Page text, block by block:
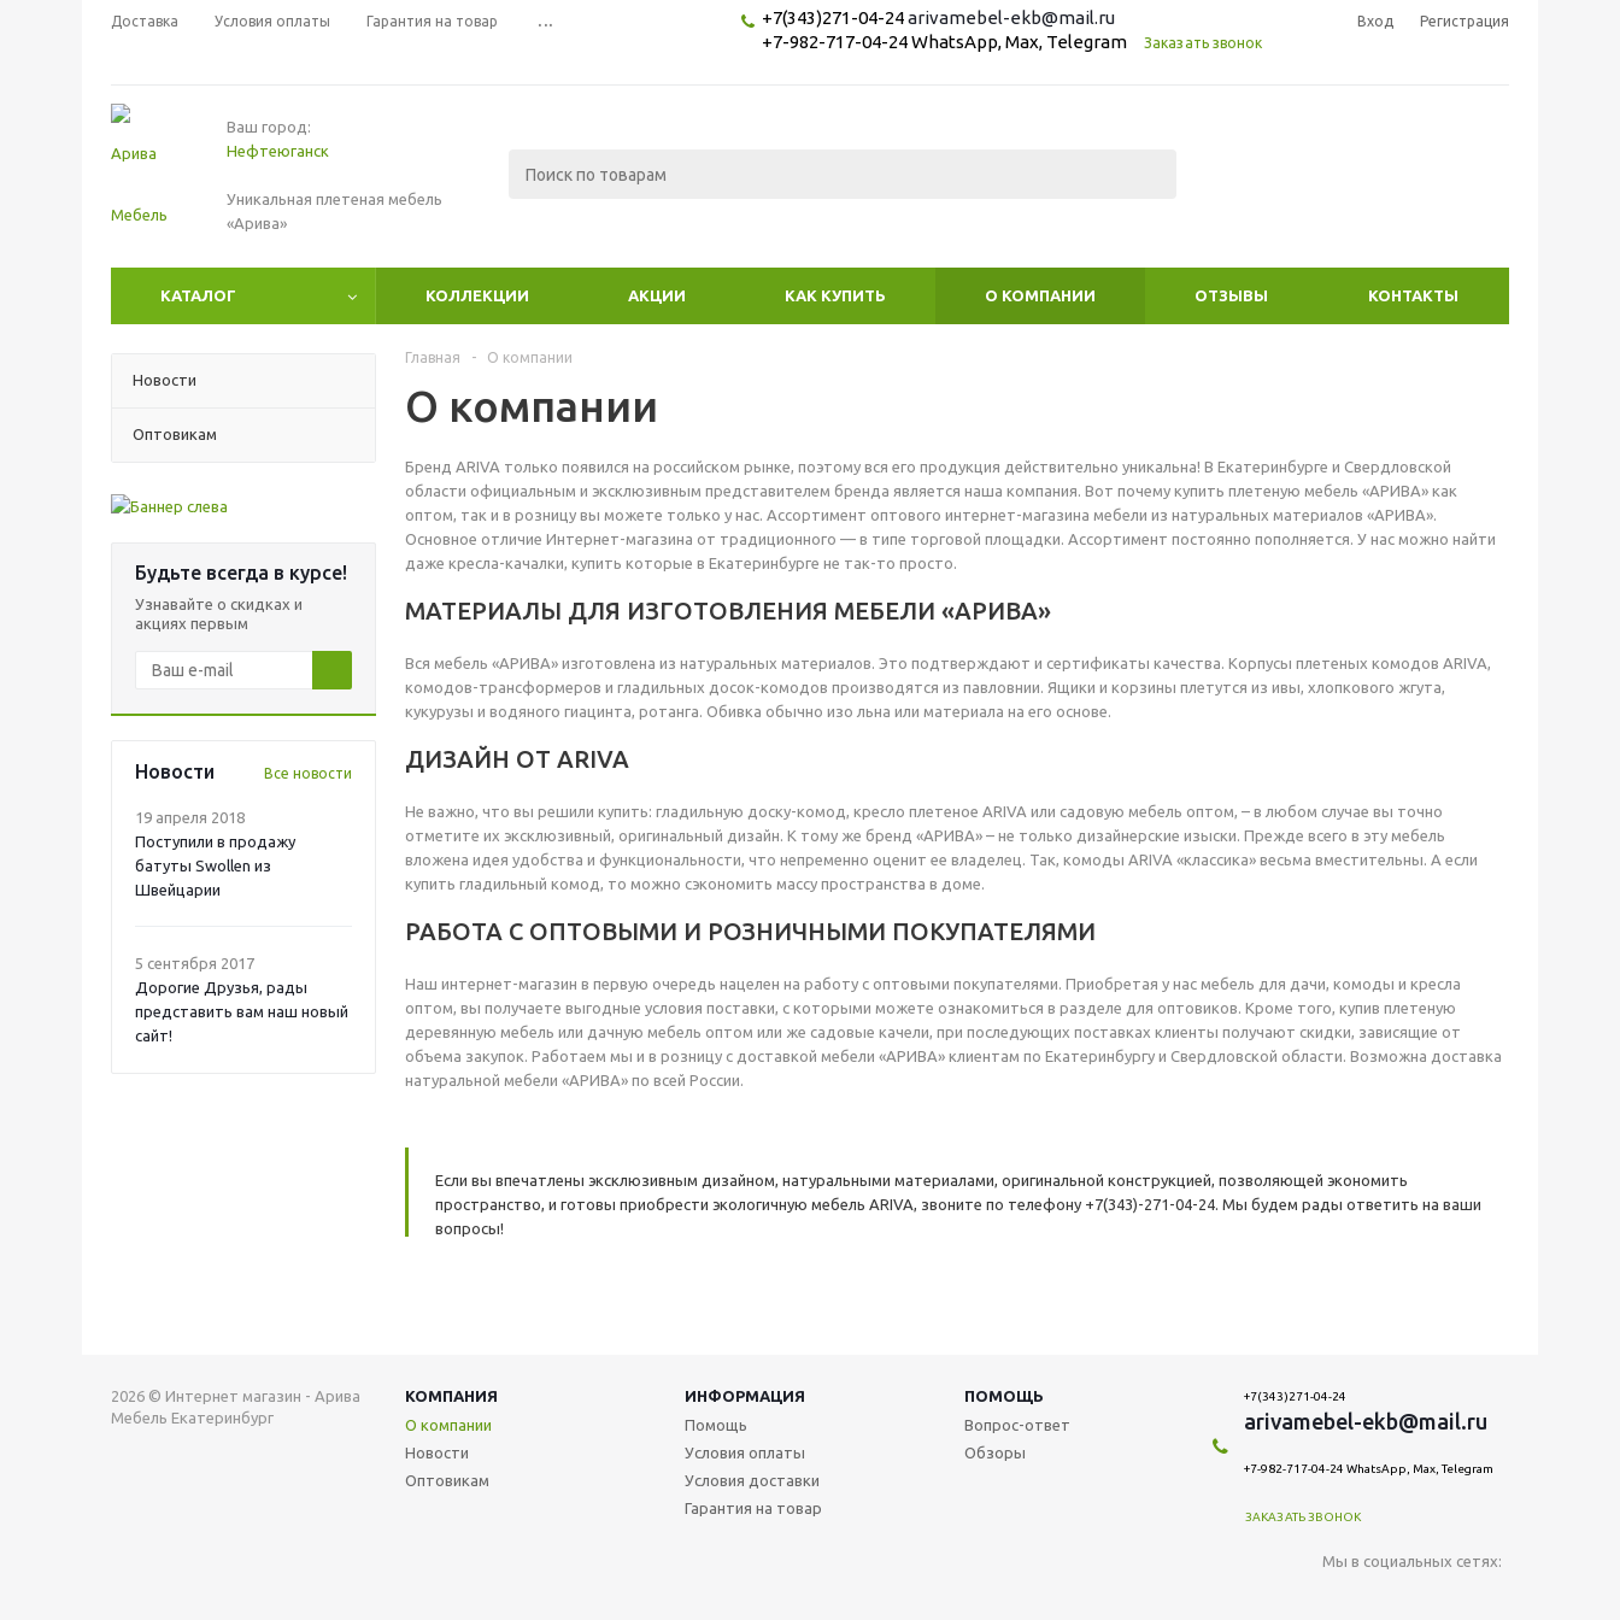
Доставка Условия оплаты Гарантия на товар ... +7(343)271-04-24arivamebel-ekb@mail.ru
+7-982-717-04-24 WhatsApp, Max, Telegram
Заказать звонок
Вход Регистрация
Ваш город:
Нефтеюганск
Уникальная плетеная мебель
«Арива»
КАТАЛОГ КОЛЛЕКЦИИ АКЦИИ КАК КУПИТЬ О КОМПАНИИ ОТЗЫВЫ КОНТАКТЫ
Новости
Оптовикам
Будьте всегда в курсе!
Узнавайте о скидках и
акциях первым
Новости Все новости
19 апреля 2018
Поступили в продажу
батуты Swollen из
Швейцарии
5 сентября 2017
Дорогие Друзья, рады
представить вам наш новый
сайт!
Главная - О компании
О компании
Бренд АRIVA только появился на российском рынке, поэтому вся его продукция действительно уникальна! В Екатеринбурге и Свердловской
области официальным и эксклюзивным представителем бренда является наша компания. Вот почему купить плетеную мебель «АРИВА» как
оптом, так и в розницу вы можете только у нас. Ассортимент оптового интернет-магазина мебели из натуральных материалов «АРИВА».
Основное отличие Интернет-магазина от традиционного — в типе торговой площадки. Ассортимент постоянно пополняется. У нас можно найти
даже кресла-качалки, купить которые в Екатеринбурге не так-то просто.
МАТЕРИАЛЫ ДЛЯ ИЗГОТОВЛЕНИЯ МЕБЕЛИ «АРИВА»
Вся мебель «АРИВА» изготовлена из натуральных материалов. Это подтверждают и сертификаты качества. Корпусы плетеных комодов АRIVA,
комодов-трансформеров и гладильных досок-комодов производятся из павловнии. Ящики и корзины плетутся из ивы, хлопкового жгута,
кукурузы и водяного гиацинта, ротанга. Обивка обычно изо льна или материала на его основе.
ДИЗАЙН ОТ АRIVA
Не важно, что вы решили купить: гладильную доску-комод, кресло плетеное АRIVA или садовую мебель оптом, – в любом случае вы точно
отметите их эксклюзивный, оригинальный дизайн. К тому же бренд «АРИВА» – не только дизайнерские изыски. Прежде всего в эту мебель
вложена идея удобства и функциональности, что непременно оценит ее владелец. Так, комоды АRIVA «классика» весьма вместительны. А если
купить гладильный комод, то можно сэкономить массу пространства в доме.
РАБОТА С ОПТОВЫМИ И РОЗНИЧНЫМИ ПОКУПАТЕЛЯМИ
Наш интернет-магазин в первую очередь нацелен на работу с оптовыми покупателями. Приобретая у нас мебель для дачи, комоды и кресла
оптом, вы получаете выгодные условия поставки, с которыми можете ознакомиться в разделе для оптовиков. Кроме того, купив плетеную
деревянную мебель или дачную мебель оптом или же садовые качели, при последующих поставках клиенты получают скидки, зависящие от
объема закупок. Работаем мы и в розницу с доставкой мебели «АРИВА» клиентам по Екатеринбургу и Свердловской области. Возможна доставка
натуральной мебели «АРИВА» по всей России.
Если вы впечатлены эксклюзивным дизайном, натуральными материалами, оригинальной конструкцией, позволяющей экономить
пространство, и готовы приобрести экологичную мебель АRIVA, звоните по телефону +7(343)-271-04-24. Мы будем рады ответить на ваши
вопросы!
2026 © Интернет магазин - Арива
Мебель Екатеринбург
КОМПАНИЯ ИНФОРМАЦИЯ
ПОМОЩЬ
О компании
Новости
Оптовикам
Помощь
Условия оплаты
Условия доставки
Гарантия на товар
Вопрос-ответ
Обзоры
+7(343)271-04-24
arivamebel-ekb@mail.ru
+7-982-717-04-24 WhatsApp, Max, Telegram
ЗАКАЗАТЬ ЗВОНОК
Мы в социальных сетях: